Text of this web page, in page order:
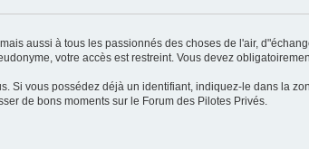
aussi à tous les passionnés des choses de l'air,
votre accès est restreint. Vous devez
Si vous possédez déjà un identifiant, indiquez-le dans la
de bons moments sur le Forum des Pilotes Privés.